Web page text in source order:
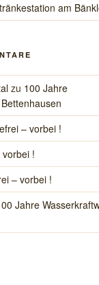
am
zu 100 Jahre
– vorbei !
!
– vorbei !
Jahre